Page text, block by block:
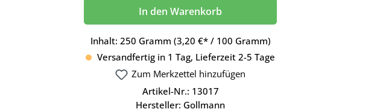
Inhalt: 250 Gramm (3,20 €* / 100 Gramm)
Versandfertig in 1 Tag, Lieferzeit 2-5 Tage
In den Warenkorb
Zum Merkzettel hinzufügen
Artikel-Nr.: 13017
Hersteller: Gollmann